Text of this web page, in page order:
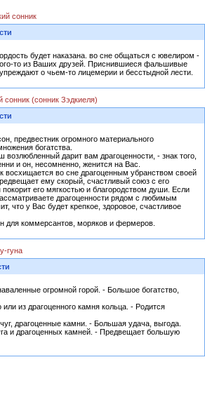
сонник
будет наказана. во сне общаться с ювелиром -
то из Ваших друзей. Приснившиеся фальшивые
о чьем-то лицемерии и бесстыдной лести.
сонник (сонник Зэдкиеля)
предвестник огромного материального
богатства.
возлюбленный дарит вам драгоценности, - знак того,
и он, несомненно, женится на Вас.
восхищается во сне драгоценным убранством своей
ему скорый, счастливый союз с его
покорит его мягкостью и благородством души. Если
драгоценности рядом с любимым
что у Вас будет крепкое, здоровое, счастливое
для коммерсантов, моряков и фермеров.
гуна
огромной горой. - Большое богатство,
из драгоценного камня кольца. - Родится
драгоценные камни. - Большая удача, выгода.
и драгоценных камней. - Предвещает большую